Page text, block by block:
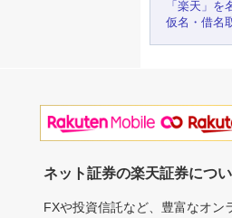
「楽天」
仮名・借名
ネット証券の楽天証券につ
FXや投資信託など、豊富なオン